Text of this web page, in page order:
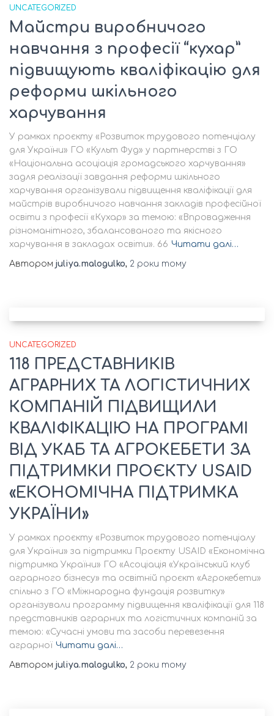
UNCATEGORIZED
Майстри виробничого
навчання з професії “кyxaр”
підвищують кваліфікацію для
реформи шкільного
харчування
У рамках проєкту «Розвиток трудового потенціалу
для України» ГО «Культ Фуд» у партнерстві з ГО
«Національна асоціація громадського харчування»
задля реалізації завдання реформи шкільного
харчування організували підвищення кваліфікації для
майстрів виробничого навчання закладів професійної
освіти з професії «Кyxaр» за темою: «Впровадження
різноманітного, збалансованого та якісного
харчування в закладах освіти». 66 Читати далі…
Автором juliya.malogulko, 2 роки тому
UNCATEGORIZED
118 ПРЕДСТАВНИКІВ
АГРАРНИХ ТА ЛОГІСТИЧНИХ
КОМПАНІЙ ПІДВИЩИЛИ
КВАЛІФІКАЦІЮ НА ПРОГРАМІ
ВІД УКАБ ТА АГРОКЕБЕТИ ЗА
ПІДТРИМКИ ПРОЄКТУ USAID
«ЕКОНОМІЧНА ПІДТРИМКА
УКРАЇНИ»
У рамках проєкту «Розвиток трудового потенціалу
для України» за підтримки Проєкту USAID «Економічна
підтримка України» ГО «Асоціація «Український клуб
аграрного бізнесу» та освітній проєкт «Агрокебети»
спільно з ГО «Міжнародна фундація розвитку»
організували программу підвищення кваліфікації для 118
представників аграрних та логістичних компаній за
темою: «Сучасні умови та засоби перевезення
аграрної Читати далі…
Автором juliya.malogulko, 2 роки тому